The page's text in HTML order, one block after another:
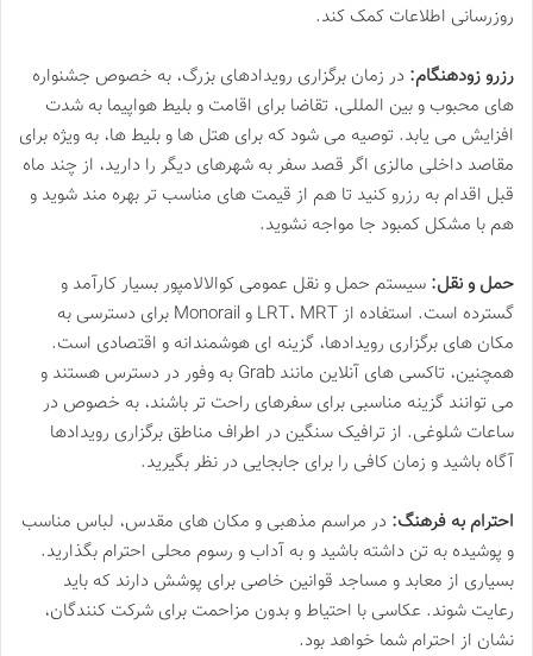
روزرسانی اطلاعات کمک کند.
رزرو زودهنگام: در زمان برگزاری رویدادهای بزرگ، به خصوص جشنواره
های محبوب و بین المللی، تقاضا برای اقامت و بلیط هواپیما به شدت
افزایش می یابد. توصیه می شود که برای هتل ها و بلیط ها، به ویژه برای
مقاصد داخلی مالزی اگر قصد سفر به شهرهای دیگر را دارید، از چند ماه
قبل اقدام به رزرو کنید تا هم از قیمت های مناسب تر بهره مند شوید و
هم با مشکل کمبود جا مواجه نشوید.
حمل و نقل: سیستم حمل و نقل عمومی کوالالامپور بسیار کارآمد و
گسترده است. استفاده از LRT، MRT و Monorail برای دسترسی به
مکان های برگزاری رویدادها، گزینه ای هوشمندانه و اقتصادی است.
همچنین، تاکسی های آنلاین مانند Grab به وفور در دسترس هستند و
می توانند گزینه مناسبی برای سفرهای راحت تر باشند، به خصوص در
ساعات شلوغی. از ترافیک سنگین در اطراف مناطق برگزاری رویدادها
آگاه باشید و زمان کافی را برای جابجایی در نظر بگیرید.
احترام به فرهنگ: در مراسم مذهبی و مکان های مقدس، لباس مناسب
و پوشیده به تن داشته باشید و به آداب و رسوم محلی احترام بگذارید.
بسیاری از معابد و مساجد قوانین خاصی برای پوشش دارند که باید
رعایت شوند. عکاسی با احتیاط و بدون مزاحمت برای شرکت کنندگان،
نشان از احترام شما خواهد بود.